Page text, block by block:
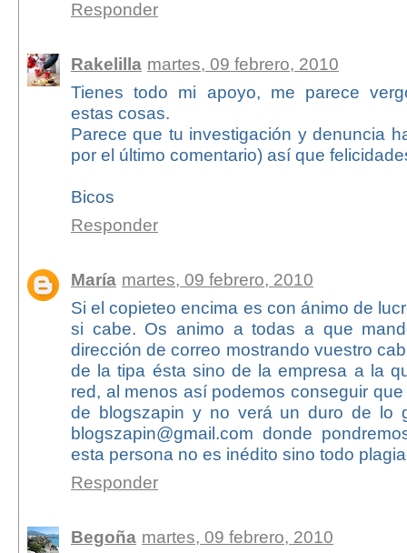
Responder
Rakelilla martes, 09 febrero, 2010
Tienes todo mi apoyo, me parece
estas cosas.
Parece que tu investigación y denuncia
por el último comentario) así que
Bicos
Responder
María martes, 09 febrero, 2010
Si el copieteo encima es con ánimo de
si cabe. Os animo a todas a que
dirección de correo mostrando vuestro
de la tipa ésta sino de la empresa a la
red, al menos así podemos conseguir
de blogszapin y no verá un duro de lo
blogszapin@gmail.com donde
esta persona no es inédito sino todo
Responder
Begoña martes, 09 febrero, 2010